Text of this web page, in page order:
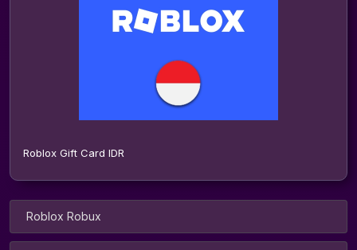
Roblox Gift Card IDR
Roblox Robux